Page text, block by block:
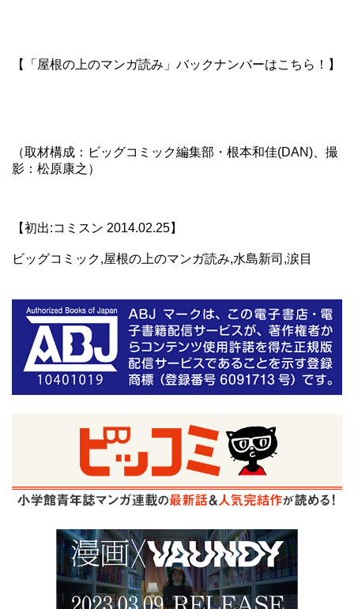
【「屋根の上のマンガ読み」バックナンバーはこちら！】
（取材構成：ビッグコミック編集部・根本和佳(DAN)、撮
影：松原康之）
【初出:コミスン 2014.02.25】
ビッグコミック,屋根の上のマンガ読み,水島新司,涙目